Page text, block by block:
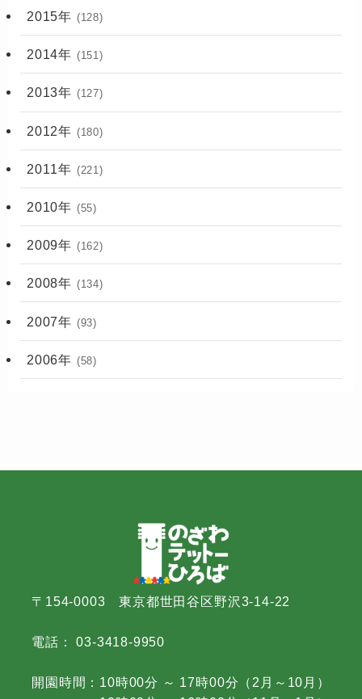
2015年 (128)
2014年 (151)
2013年 (127)
2012年 (180)
2011年 (221)
2010年 (55)
2009年 (162)
2008年 (134)
2007年 (93)
2006年 (58)
〒154-0003 東京都世田谷区野沢3-14-22
電話： 03-3418-9950
開園時間：10時00分 ～ 17時00分（2月～10月）